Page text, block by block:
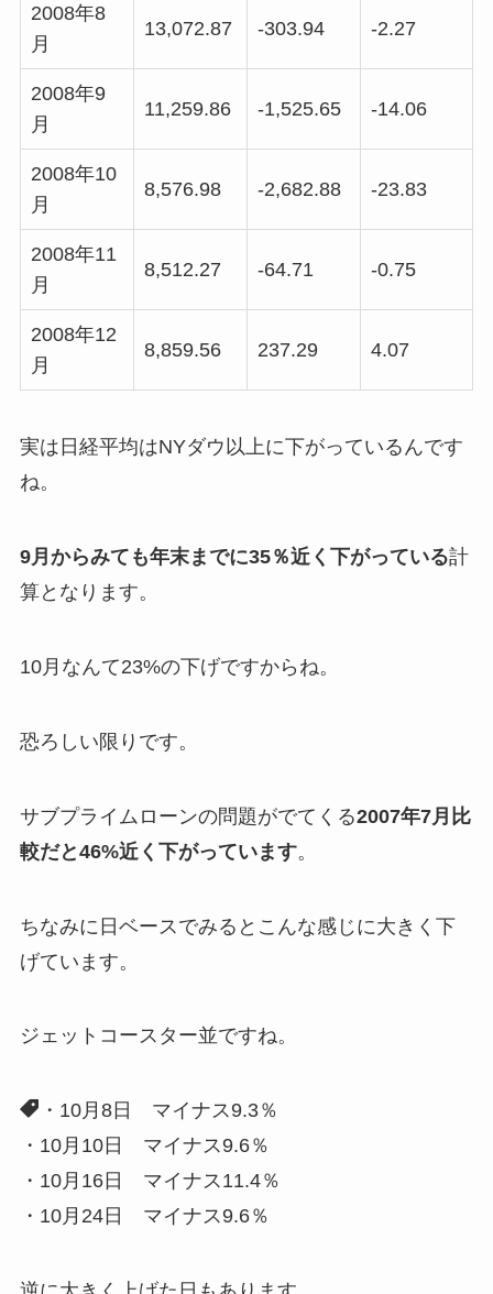
2008年8
月
13,072.87 -303.94 -2.27
2008年9
月
11,259.86 -1,525.65 -14.06
2008年10
月
8,576.98 -2,682.88 -23.83
2008年11
月
8,512.27 -64.71 -0.75
2008年12
月
8,859.56 237.29 4.07
実は日経平均はNYダウ以上に下がっているんです
ね。
9月からみても年末までに35％近く下がっている計
算となります。
10月なんて23%の下げですからね。
恐ろしい限りです。
サブプライムローンの問題がでてくる2007年7月比
較だと46%近く下がっています。
ちなみに日ベースでみるとこんな感じに大きく下
げています。
ジェットコースター並ですね。
・10月8日 マイナス9.3％
・10月10日 マイナス9.6％
・10月16日 マイナス11.4％
・10月24日 マイナス9.6％